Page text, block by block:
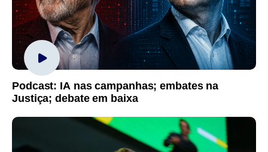
Podcast: IA nas campanhas; embates na
Justiça; debate em baixa